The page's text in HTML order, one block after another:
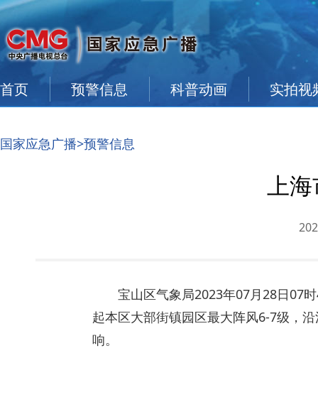
首页 预警信息 科普动画 实拍视
国家应急广播>预警信息
上
宝山区气象局2023年07月28日07
起本区大部街镇园区最大阵风6-7级，
响。